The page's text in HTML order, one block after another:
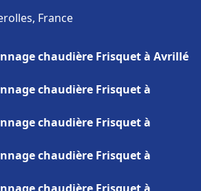
France
chaudière Frisquet à Avrillé
chaudière Frisquet à
chaudière Frisquet à
chaudière Frisquet à